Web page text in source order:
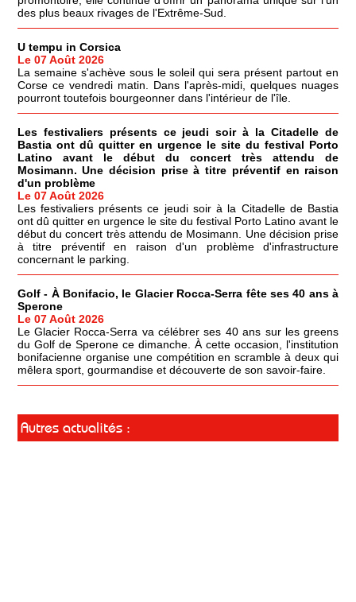
des plus beaux rivages de l'Extrême-Sud.
U tempu in Corsica
Le 07 Août 2026
La semaine s'achève sous le soleil qui sera présent partout en
Corse ce vendredi matin. Dans l'après-midi, quelques nuages
pourront toutefois bourgeonner dans l'intérieur de l'île.
Les festivaliers présents ce jeudi soir à la Citadelle de
Bastia ont dû quitter en urgence le site du festival Porto
Latino avant le début du concert très attendu de
Mosimann. Une décision prise à titre préventif en raison
d'un problème
Le 07 Août 2026
Les festivaliers présents ce jeudi soir à la Citadelle de Bastia
ont dû quitter en urgence le site du festival Porto Latino avant le
début du concert très attendu de Mosimann. Une décision prise
à titre préventif en raison d'un problème d'infrastructure
concernant le parking.
Golf - À Bonifacio, le Glacier Rocca-Serra fête ses 40 ans à
Sperone
Le 07 Août 2026
Le Glacier Rocca-Serra va célébrer ses 40 ans sur les greens
du Golf de Sperone ce dimanche. À cette occasion, l'institution
bonifacienne organise une compétition en scramble à deux qui
mêlera sport, gourmandise et découverte de son savoir-faire.
Autres actualités :